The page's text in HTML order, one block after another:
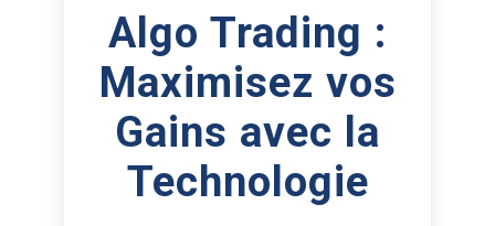
Algo Trading :
Maximisez vos
Gains avec la
Technologie